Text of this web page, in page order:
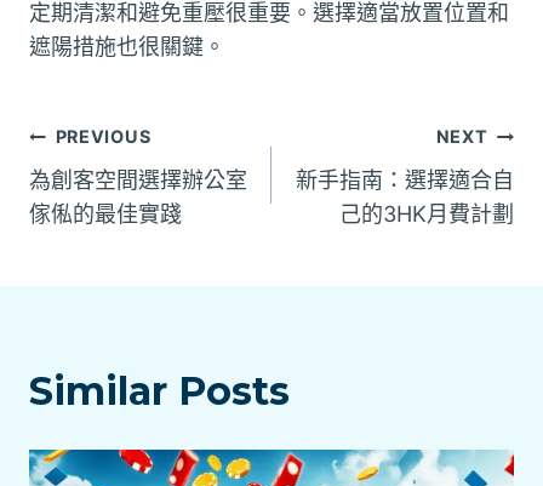
定期清潔和避免重壓很重要。選擇適當放置位置和
遮陽措施也很關鍵。
文
章
PREVIOUS
為創客空間選擇辦公室
傢俬的最佳實踐
NEXT
新手指南：選擇適合自
己的3HK月費計劃
Similar Posts